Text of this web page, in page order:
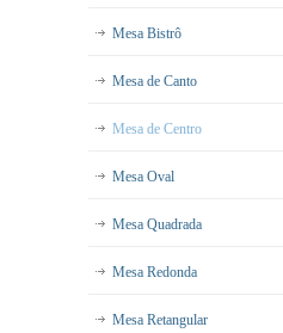
Mesa Bistrô
Mesa de Canto
Mesa de Centro
Mesa Oval
Mesa Quadrada
Mesa Redonda
Mesa Retangular